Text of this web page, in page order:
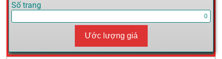
Số trang
Ước lượng giá